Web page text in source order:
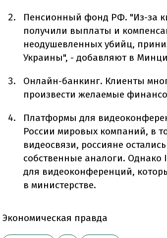
Пенсионный фонд РФ. "Из-за
получили выплаты и
неодушевленных убийц,
Украины", - добавляют в
Онлайн-банкинг. Клиенты
произвести желаемые
Платформы для
России мировых компаний, в
видеосвязи, россияне
собственные аналоги. Однако
для видеоконференций,
в министерстве.
Экономическая правда